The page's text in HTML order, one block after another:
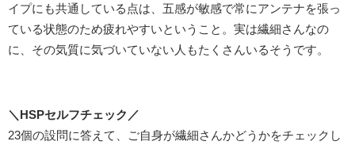
イプにも共通している点は、五感が敏感で常にアンテナを張っ
ている状態のため疲れやすいということ。実は繊細さんなの
に、その気質に気づいていない人もたくさんいるそうです。
＼HSPセルフチェック／
23個の設問に答えて、ご自身が繊細さんかどうかをチェックし